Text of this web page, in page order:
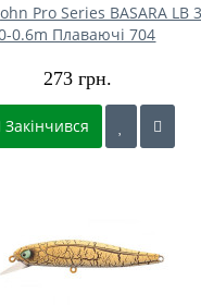
Pro Series BASARA LB
0.6m Плаваючі 704
273 грн.
Закінчився